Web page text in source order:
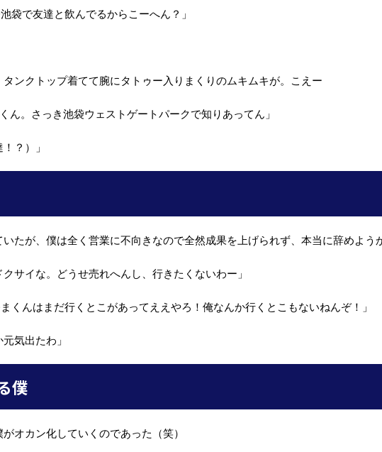
袋で友達と飲んでるからこーへん？」
ンクトップ着てて腕にタトゥー入りまくりのムキムキが。こえー
。さっき池袋ウェストゲートパークで知りあってん」
？）」
たが、僕は全く営業に不向きなので全然成果を上げられず、本当に辞めよう
サイな。どうせ売れへんし、行きたくないわー」
くんはまだ行くとこがあってええやろ！俺なんか行くとこもないねんぞ！」
気出たわ」
僕
オカン化していくのであった（笑）